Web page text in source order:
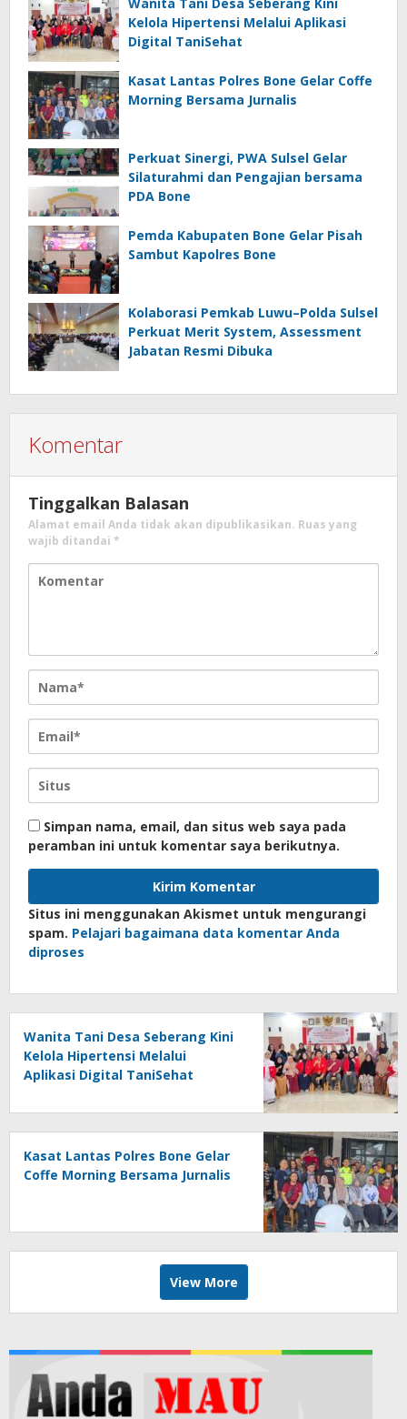
Kelola Hipertensi Melalui Aplikasi
Digital TaniSehat
Kasat Lantas Polres Bone Gelar Coffe
Morning Bersama Jurnalis
Perkuat Sinergi, PWA Sulsel Gelar
Silaturahmi dan Pengajian bersama
PDA Bone
Pemda Kabupaten Bone Gelar Pisah
Sambut Kapolres Bone
Kolaborasi Pemkab Luwu–Polda Sulsel
Perkuat Merit System, Assessment
Jabatan Resmi Dibuka
Komentar
Tinggalkan Balasan
Alamat email Anda tidak akan dipublikasikan. Ruas yang
wajib ditandai *
Simpan nama, email, dan situs web saya pada
peramban ini untuk komentar saya berikutnya.
Situs ini menggunakan Akismet untuk mengurangi
spam. Pelajari bagaimana data komentar Anda
diproses
Wanita Tani Desa Seberang Kini
Kelola Hipertensi Melalui
Aplikasi Digital TaniSehat
Kasat Lantas Polres Bone Gelar
Coffe Morning Bersama Jurnalis
View More